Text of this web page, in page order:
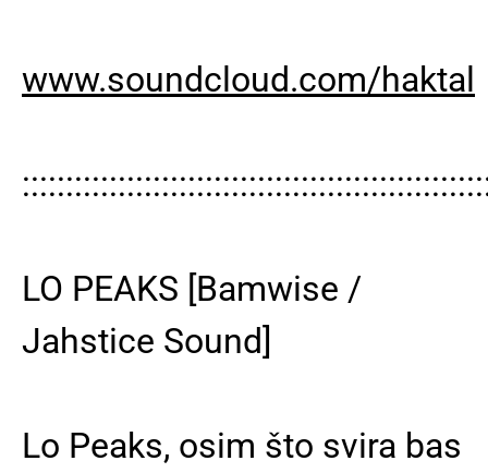
www.soundcloud.com/haktal
LO PEAKS [Bamwise /
Jahstice Sound]
Lo Peaks, osim što svira bas